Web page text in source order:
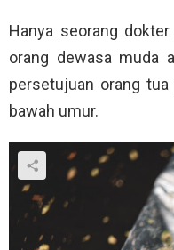
Hanya seorang
orang dewasa muda
persetujuan orang
bawah umur.